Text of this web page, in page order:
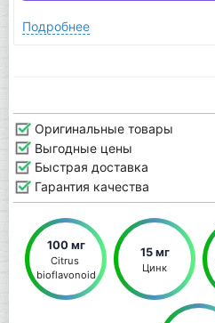
Подробнее
Оригинальные товары
Выгодные цены
Быстрая доставка
Гарантия качества
100 мг
Citrus
bioflavonoid
15 мг
Цинк